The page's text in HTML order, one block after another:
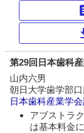
第29回日本歯科
山内六男
朝日大学歯学部
日本歯科産業学
アブストラ
は基本料金